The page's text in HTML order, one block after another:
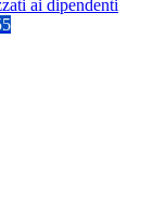
ai dipendenti